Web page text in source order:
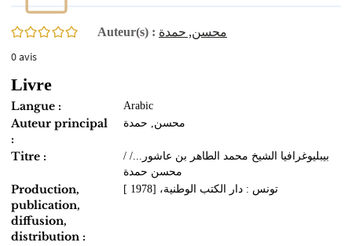
0/5
0avis
Auteur(s) : محسن, حمدة
Livre
Langue : Arabic
Auteur principal
:
محسن, حمدة
Titre :
بيبليوغرافيا الشيخ محمد الطاهر بن عاشور.../ /
محسن حمدة
Production,
publication,
diffusion,
distribution :
تونس : دار الكتب الوطنية، [1978 ]